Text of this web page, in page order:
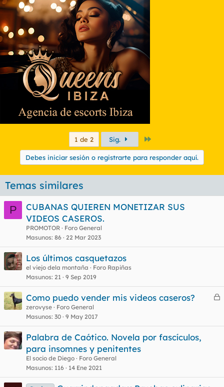
1 de 2 Sig.
Debes iniciar sesión o registrarte para responder aquí.
Temas similares
P
CUBANAS QUIEREN MONETIZAR SUS
VIDEOS CASEROS.
PROMOTOR
Foro General
Masunos 86 22 Mar 2023
Los últimos casquetazos
el viejo dela montaña
Foro Rapiñas
Masunos 21 9 Sep 2019
C
r
Como puedo vender mis videos caseros?
zerovyse
Foro General
Masunos 30 9 May 2017
Palabra de Caótico. Novela por fascículos,
para insomnes y penitentes
El socio de Diego
Foro General
Masunos 116 14 Ene 2021